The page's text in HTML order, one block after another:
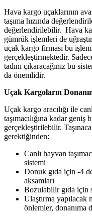
Hava kargo uçaklarının
taşıma hızında
değerlendirilebilir. Hava
gümrük işlemleri de
uçak kargo firması bu
gerçekleştirmektedir.
tadını çıkaracağınız bu
da önemlidir.
Uçak Kargoların
Uçak kargo aracılığı ile
taşımacılığına kadar geniş
gerçekleştirilebilir.
gerektiğinden:
Canlı hayvan
sistemi
Donuk gıda için -4
aksamları
Bozulabilir gıda için
Ulaştırma yapılacak
önlemler, donanıma